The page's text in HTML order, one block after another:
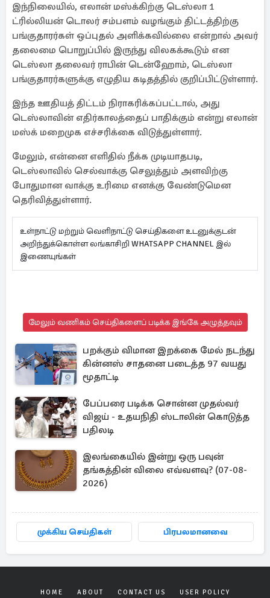
இந்நிலையில், எலான் மஸ்க்கிற்கு டெஸ்லா 1
ட்ரில்லியன் டொலர் சம்பளம் வழங்கும் திட்டத்திற்கு
பங்குதாரர்கள் ஒப்புதல் அளிக்கவில்லை என்றால் அவர்
தலைமை பொறுப்பில் இருந்து விலகக்கூடும் என
டெஸ்லா தலைவர் ராபின் டென்ஹோம், டெஸ்லா
பங்குதாரர்களுக்கு எழுதிய கடிதத்தில் குறிப்பிட்டுள்ளார்.
இந்த ஊதியத் திட்டம் நிராகரிக்கப்பட்டால், அது
டெஸ்லாவின் எதிர்காலத்தைப் பாதிக்கும் என்று எலான்
மஸ்க் மறைமுக எச்சரிக்கை விடுத்துள்ளார்.
மேலும், என்னை எளிதில் நீக்க முடியாதபடி,
டெஸ்லாவில் செல்வாக்கு செலுத்தும் அளவிற்கு
போதுமான வாக்கு உரிமை எனக்கு வேண்டுமென
தெரிவித்துள்ளார்.
உள்நாட்டு மற்றும் வெளிநாட்டு செய்திகளை உடனுக்குடன்
அறிந்துக்கொள்ள லங்காசிறி WHATSAPP CHANNEL இல்
இணையுங்கள்
மேலும் வணிகம் செய்திகளைப் படிக்க இங்கே அழுத்தவும்
பறக்கும் விமான இறக்கை மேல் நடந்து
கின்னஸ் சாதனை படைத்த 97 வயது
மூதாட்டி
பேப்பரை படிக்க சொன்ன முதல்வர்
விஜய் - உதயநிதி ஸ்டாலின் கொடுத்த
பதிலடி
இலங்கையில் இன்று ஒரு பவுன்
தங்கத்தின் விலை எவ்வளவு? (07-08-
2026)
முக்கிய செய்திகள் பிரபலமானவை
HOME ABOUT CONTACT US USER POLICY